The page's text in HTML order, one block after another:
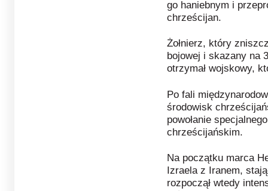
go haniebnym i
chrześcijan.
Żołnierz, który
bojowej i skazany na
otrzymał wojskowy,
Po fali
środowisk
powołanie
chrześcijańskim.
Na początku marca
Izraela z Iranem,
rozpoczął wtedy